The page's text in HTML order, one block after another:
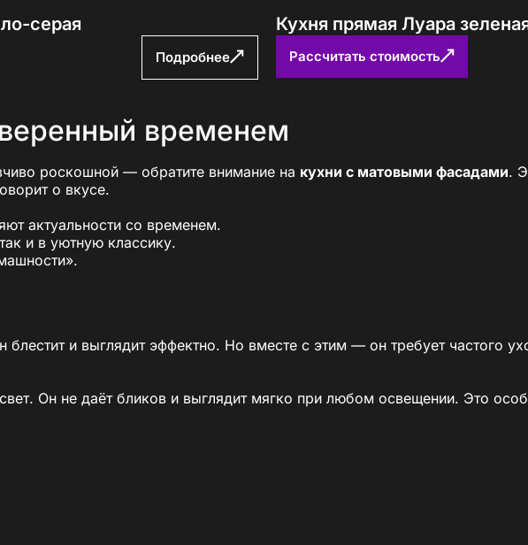
серая
Подробнее
Кухня прямая Луара
Рассчитать стоимость
временем
роскошной — обратите внимание на кухни с матовыми фасадами.
о вкусе.
актуальности со временем.
и в уютную классику.
и выглядит эффектно. Но вместе с этим — он требует частого
Он не даёт бликов и выглядит мягко при любом освещении. Это
если кухня выполнена в лаконичном дизайне.